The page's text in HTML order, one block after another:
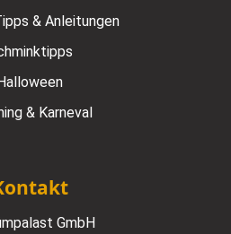
& Anleitungen
& Karneval
GmbH